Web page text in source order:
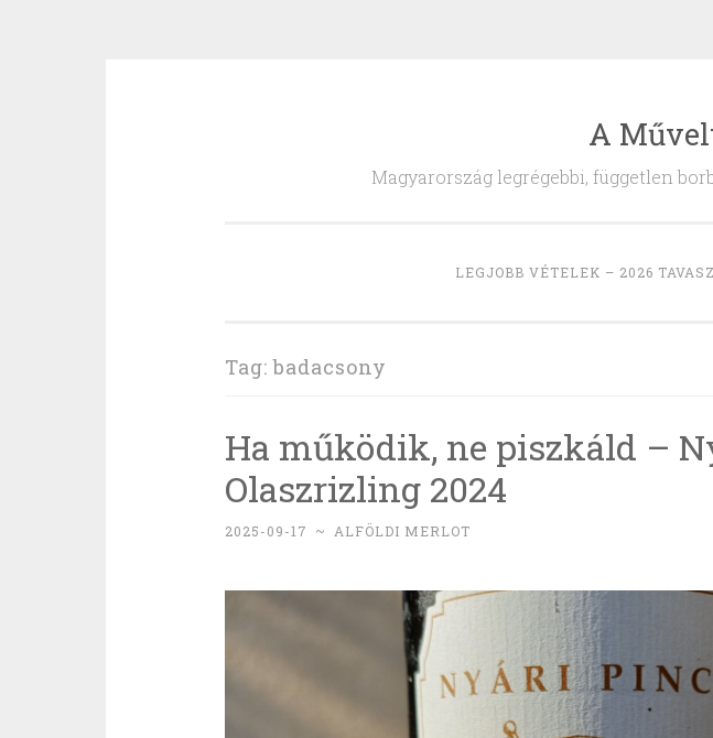
A
Magyarország legrégebbi, független
LEGJOBB VÉTELEK – 2026 TAVASZ
Tag:badacsony
Ha működik, ne piszkáld –
Olaszrizling 2024
2025-09-17 ~ ALFÖLDI MERLOT